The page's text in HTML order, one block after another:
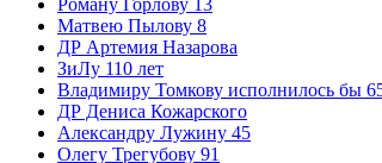
Матвею Пылову 8
ДР Артемия Назарова
ЗиЛу 110 лет
Владимиру Томкову исполнилось бы
ДР Дениса Кожарского
Александру Лужину 45
Олегу Трегубову 91